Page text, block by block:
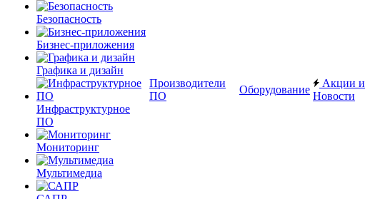
Безопасность
Бизнес-приложения
Графика и дизайн
Инфраструктурное
ПО
Мониторинг
Мультимедиа
Производители
ПО
Оборудование
Акции и
Новости